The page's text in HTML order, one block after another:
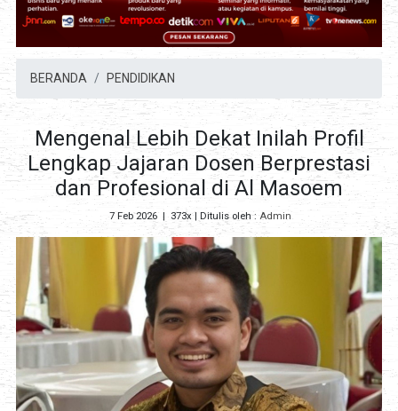
BERANDA PENDIDIKAN
Mengenal Lebih Dekat Inilah Profil
Lengkap Jajaran Dosen Berprestasi
dan Profesional di Al Masoem
7 Feb 2026| 373x | Ditulis oleh : Admin